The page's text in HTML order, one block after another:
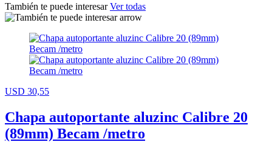
También te puede interesarVer todas
USD 30,55
Chapa autoportante aluzinc Calibre 20
(89mm) Becam /metro